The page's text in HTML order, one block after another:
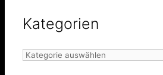
Kategorien
Kategorien